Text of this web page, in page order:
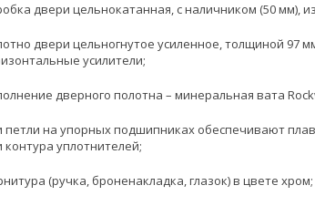
двери цельнокатанная, с наличником (50 мм),
двери цельногнутое усиленное, толщиной 97
усилители;
дверного полотна – минеральная вата
петли на упорных подшипниках обеспечивают
контура уплотнителей;
(ручка, броненакладка, глазок) в цвете хром;